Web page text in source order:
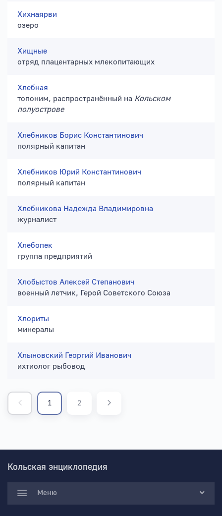
Хихнаярви
озеро
Хищные
отряд плацентарных млекопитающих
Хлебная
топоним, распространённый на Кольском
полуострове
Хлебников Борис Константинович
полярный капитан
Хлебников Юрий Константинович
полярный капитан
Хлебникова Надежда Владимировна
журналист
Хлебопек
группа предприятий
Хлобыстов Алексей Степанович
военный летчик, Герой Советского Союза
Хлориты
минералы
Хлыновский Георгий Иванович
ихтиолог рыбовод
1 2
Кольская энциклопедия
Меню